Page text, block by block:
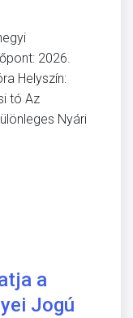
2026.
Helyszín:
tó Az
Nyári
a
Jogú